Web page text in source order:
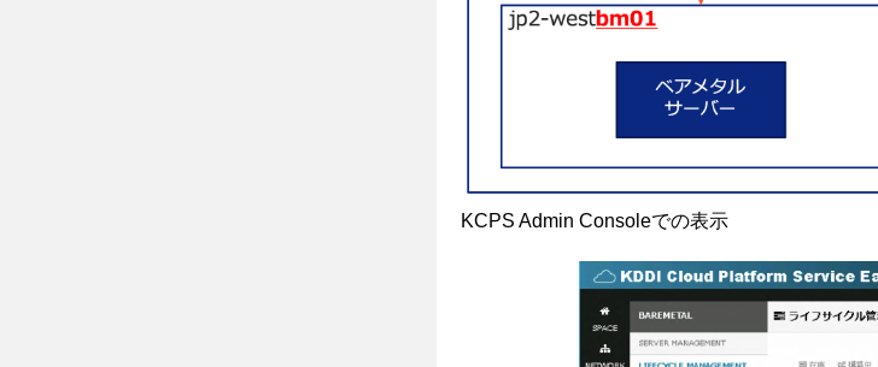
KCPS Admin Consoleでの表示